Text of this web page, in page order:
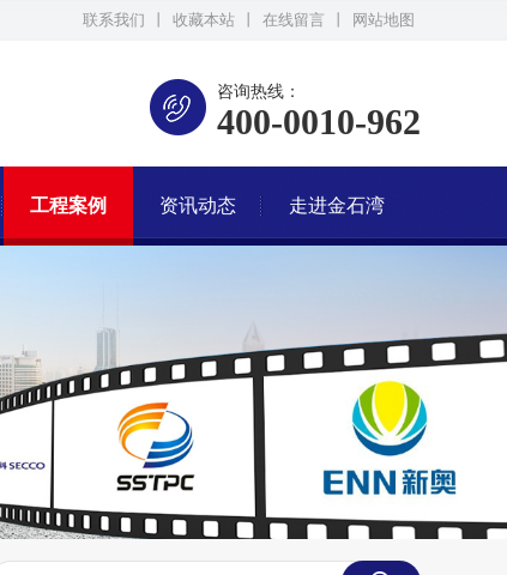
联系我们 收藏本站 在线留言 网站地图
咨询热线：
400-0010-962
工程案例 资讯动态 走进金石湾